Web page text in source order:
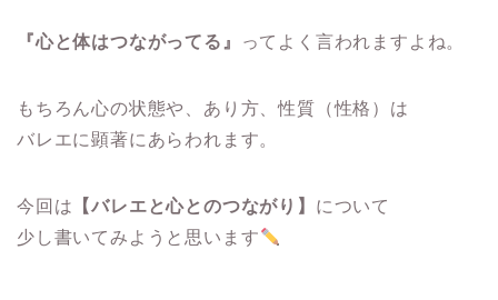
『心と体はつながってる』 ってよく言われますよね。
もちろん心の状態や、あり方、性質（性格）は
バレエに顕著にあらわれます。
今回は 【バレエと心とのつながり】 について
少し書いてみようと思います